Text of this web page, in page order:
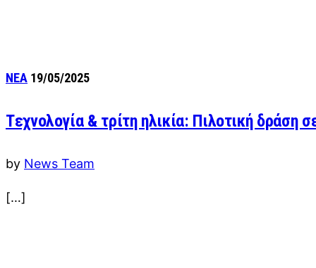
ΝΕΑ 19/05/2025
Tεχνολογία & τρίτη ηλικία: Πιλοτική δράση
by News Team
[…]